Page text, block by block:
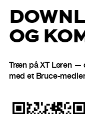
OG
Træn på XT Løren —
med et Bruce-